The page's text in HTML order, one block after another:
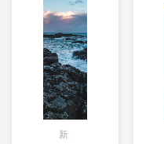
新 2018-05-